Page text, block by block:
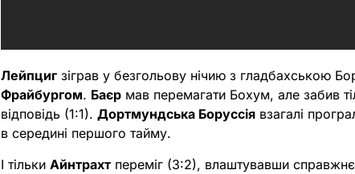
Лейпциг зіграв у безгольову нічию з гладбахською
Фрайбургом. Баєр мав перемагати Бохум, але забив
відповідь (1:1).Дортмундська Боруссія взагалі
в середині першого тайму.
І тількиАйнтрахт переміг (3:2), влаштувавши